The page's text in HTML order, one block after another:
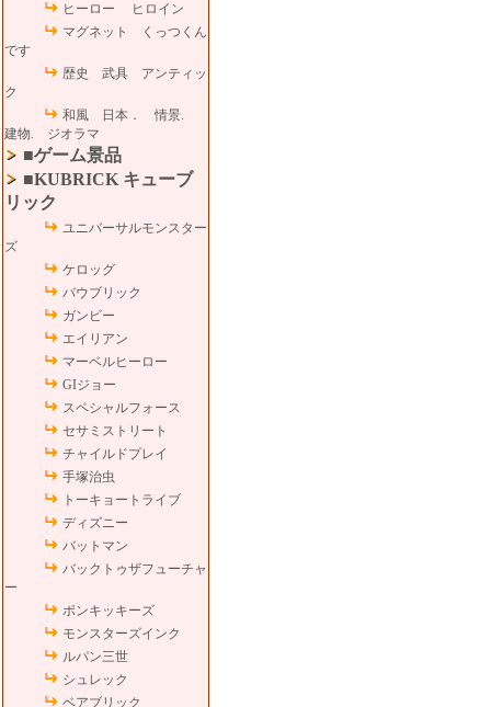
ヒーロー ヒロイン
マグネット くっつくん
です
歴史 武具 アンティッ
ク
和風 日本． 情景.
建物. ジオラマ
■ゲーム景品
■KUBRICK キューブ
リック
ユニバーサルモンスター
ズ
ケロッグ
バウブリック
ガンビー
エイリアン
マーベルヒーロー
GIジョー
スペシャルフォース
セサミストリート
チャイルドプレイ
手塚治虫
トーキョートライブ
ディズニー
バットマン
バックトゥザフューチャ
ー
ポンキッキーズ
モンスターズインク
ルパン三世
シュレック
ベアブリック